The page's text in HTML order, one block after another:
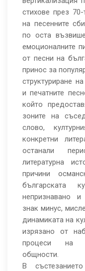
стихове през
на песенните
по оста
емоционалните
от песни на
принос за
структуриране
и печатните
който
зоните на
слово,
конкретни
останали
литературна
причини
българската
непризнавано
знак минус,
динамиката на
изрязано от
процеси на
общности.
В